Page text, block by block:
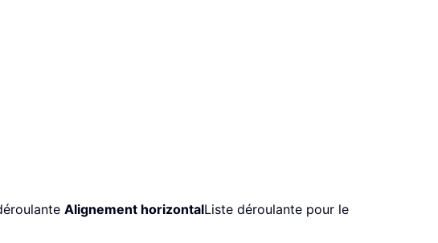
Alignement horizontalListe déroulante pour le